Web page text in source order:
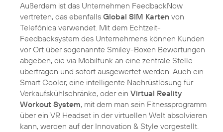
Außerdem ist das Unternehmen FeedbackNow
vertreten, das ebenfalls Global SIM Karten von
Telefónica verwendet. Mit dem Echtzeit-
Feedbacksystem des Unternehmens können Kunden
vor Ort über sogenannte Smiley-Boxen Bewertungen
abgeben, die via Mobilfunk an eine zentrale Stelle
übertragen und sofort ausgewertet werden. Auch ein
Smart Cooler, eine intelligente Nachrüstlösung für
Verkaufskühlschränke, oder ein Virtual Reality
Workout System, mit dem man sein Fitnessprogramm
über ein VR Headset in der virtuellen Welt absolvieren
kann, werden auf der Innovation & Style vorgestellt.